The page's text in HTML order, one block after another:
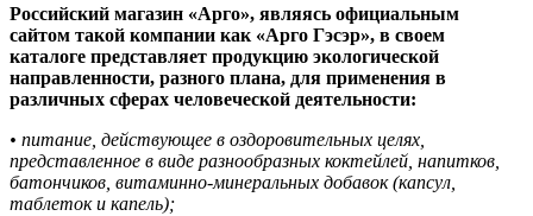
Российский магазин «Арго», являясь официальным
сайтом такой компании как «Арго Гэсэр», в своем
каталоге представляет продукцию экологической
направленности, разного плана, для применения в
различных сферах человеческой деятельности:
• питание, действующее в оздоровительных целях,
представленное в виде разнообразных коктейлей, напитков,
батончиков, витаминно-минеральных добавок (капсул,
таблеток и капель);